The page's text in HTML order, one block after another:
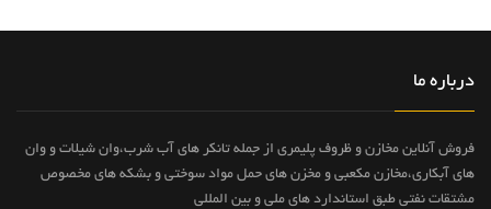
درباره ما
فروش آنلاین مخازن و ظروف پلیمری از جمله تانکر های آب شرب،وان شیلات و وان
های آبکاری،مخازن مکعبی و مخزن های حمل مواد سوختی و بشکه های مخصوص
مشتقات نفتی طبق استاندارد های ملی و بین المللی